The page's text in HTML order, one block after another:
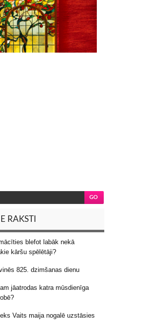
RAKSTI
blefot labāk nekā
kāršu spēlētāji?
825. dzimšanas dienu
jāatrodas katra mūsdienīga
Vaits maija nogalē uzstāsies